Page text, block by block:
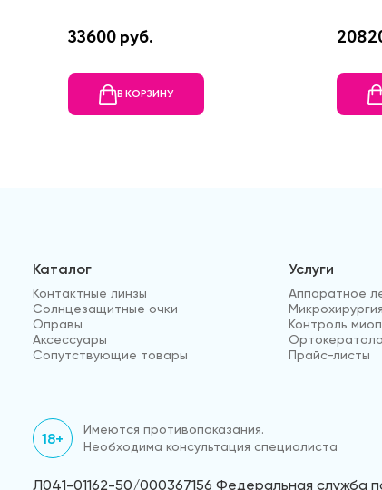
33600 руб.
В КОРЗИНУ
Каталог
Контактные линзы
Солнцезащитные очки
Оправы
Аксессуары
Сопутствующие товары
Услуги
Аппаратное
Контроль
Прайс-листы
18+
Имеются противопоказания.
Необходима консультация специалиста
Л041-01162-50/000367156 Федеральная служба